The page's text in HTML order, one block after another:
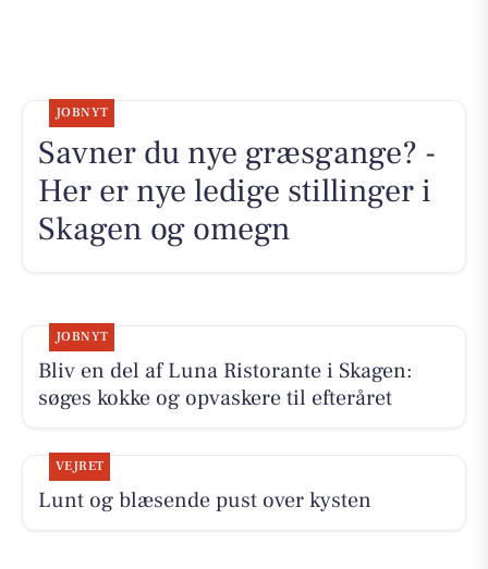
JOBNYT
Savner du nye græsgange? -
Her er nye ledige stillinger i
Skagen og omegn
JOBNYT
Bliv en del af Luna Ristorante i Skagen:
søges kokke og opvaskere til efteråret
VEJRET
Lunt og blæsende pust over kysten